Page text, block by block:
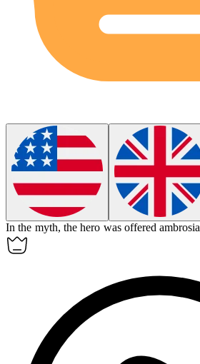
In the myth, the hero was offeredambrosia